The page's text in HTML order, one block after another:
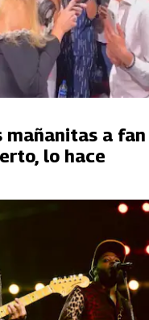
mañanitas a fan
lo hace